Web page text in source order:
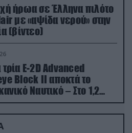
ήρωα σε Έλληνα πιλότο
με «αψίδα νερού» στην
(βίντεο)
E-2D Advanced
Block II αποκτά το
Ναυτικό – Στο 1,2
το κόστος